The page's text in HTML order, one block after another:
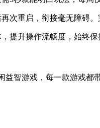
次重启，衔接毫无障碍
提升操作流畅度，始终保
智游戏，每一款游戏都